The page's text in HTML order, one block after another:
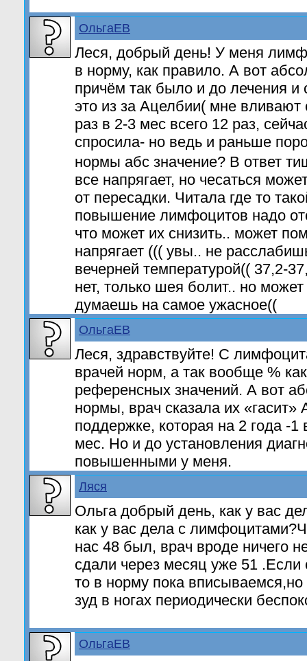
ОльгаЕВ
Леся, добрый день! У меня
в норму, как правило. А вот
причём так было и до лечения и
это из за Ацелбии( мне вливают
раз в 2-3 мес всего 12 раз,
спросила- но ведь и раньше
нормы абс значение? В ответ
все напрягает, но чесаться
от пересадки. Читала где то
повышение лимфоцитов надо
что может их снизить.. может
напрягает ((( увы.. не
вечерней температурой(( 37,2-
нет, только шея болит.. но
думаешь на самое ужасное((
ОльгаЕВ
Леся, здравствуйте! С
врачей норм, а так вообще %
референсных значений. А вот
нормы, врач сказала их
поддержке, которая на 2 года -1
мес. Но и до установления
повышенными у меня.
Ляся
Ольга добрый день, как у вас
как у вас дела с
нас 48 был, врач вроде ничего
сдали через месяц уже 51 .Если
то в норму пока
зуд в ногах периодически
ОльгаЕВ